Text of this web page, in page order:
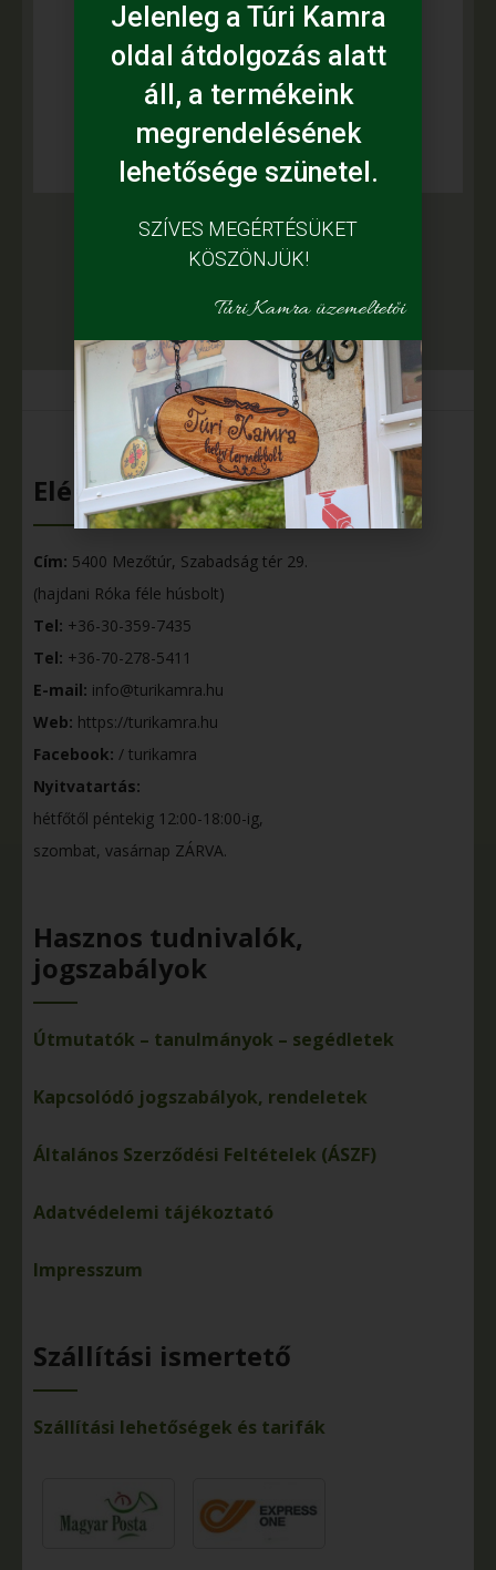
Fazekas mester, népi iparművész:
Cseh Magi
(MAGI Népművészeti Termékeket
Előállító Kereskedelmi B.T)
Elérhetőségeink
Cím: 5400 Mezőtúr, Szabadság tér 29.
(hajdani Róka féle húsbolt)
Tel: +36-30-359-7435
Tel: +36-70-278-5411
E-mail: info@turikamra.hu
Web: https://turikamra.hu
Facebook: / turikamra
Nyitvatartás:
hétfőtől péntekig 12:00-18:00-ig,
szombat, vasárnap ZÁRVA.
Hasznos tudnivalók,
jogszabályok
Útmutatók – tanulmányok – segédletek
Kapcsolódó jogszabályok, rendeletek
Általános Szerződési Feltételek (ÁSZF)
Adatvédelemi tájékoztató
Impresszum
Szállítási ismertető
Szállítási lehetőségek és tarifák
Jelenleg a Túri Kamra
oldal átdolgozás alatt
áll, a termékeink
megrendelésének
lehetősége szünetel.
SZÍVES MEGÉRTÉSÜKET
KÖSZÖNJÜK!
Túri Kamra üzemeltetői